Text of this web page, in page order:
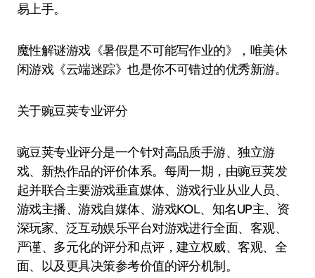
易上手。
魔性解谜游戏《暑假是不可能写作业的》，唯美休
闲游戏《云端迷踪》也是你不可错过的优秀新游。
关于豌豆荚专业评分
豌豆荚专业评分是一个针对高品质手游、独立游
戏、新热作品的评价体系。每周一期，由豌豆荚发
起并联合主要游戏垂直媒体、游戏行业从业人员、
游戏主播、游戏自媒体、游戏KOL、知名UP主、资
深玩家、泛互动娱乐平台对游戏进行全面、客观、
严谨、多元化的评分和点评，建立权威、客观、全
面、以及更具决策参考价值的评分机制。